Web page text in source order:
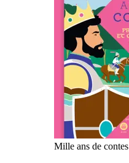
Mille ans de contes